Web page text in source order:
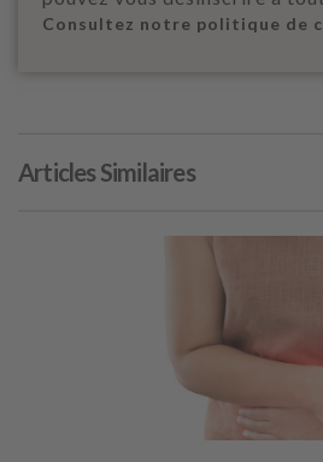
Consultez notre politique de
Articles Similaires